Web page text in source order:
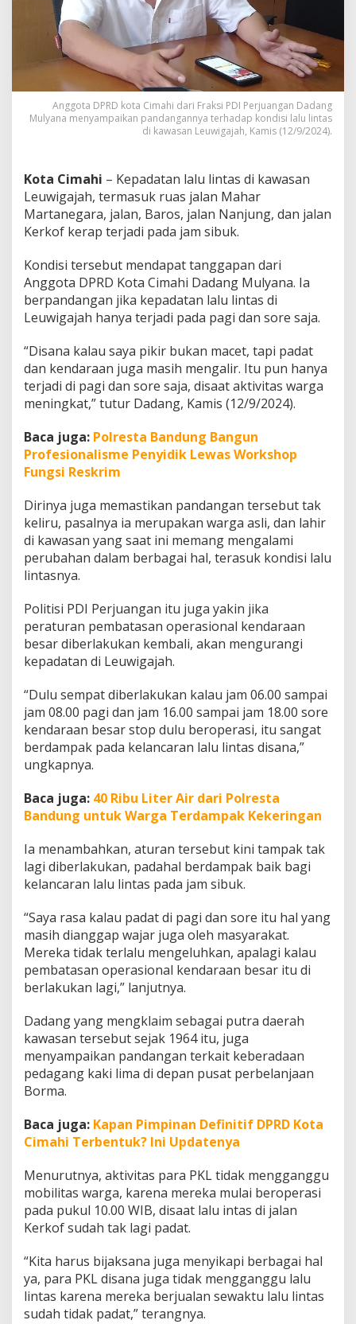
D
K
o
t
a
C
i
m
a
h
o
a
K
o
d
i
i
L
l
u
n
a
s
e
u
w
g
a
h
Anggota DPRD kota Cimahi dari Fraksi PDI Perjuangan Dadang
Mulyana menyampaikan pandangannya terhadap kondisi lalu lintas
di kawasan Leuwigajah, Kamis (12/9/2024).
Kota Cimahi – Kepadatan lalu lintas di kawasan
Leuwigajah, termasuk ruas jalan Mahar
Martanegara, jalan, Baros, jalan Nanjung, dan jalan
Kerkof kerap terjadi pada jam sibuk.
Kondisi tersebut mendapat tanggapan dari
Anggota DPRD Kota Cimahi Dadang Mulyana. Ia
berpandangan jika kepadatan lalu lintas di
Leuwigajah hanya terjadi pada pagi dan sore saja.
“Disana kalau saya pikir bukan macet, tapi padat
dan kendaraan juga masih mengalir. Itu pun hanya
terjadi di pagi dan sore saja, disaat aktivitas warga
meningkat,” tutur Dadang, Kamis (12/9/2024).
Baca juga: Polresta Bandung Bangun
Profesionalisme Penyidik Lewas Workshop
Fungsi Reskrim
Dirinya juga memastikan pandangan tersebut tak
keliru, pasalnya ia merupakan warga asli, dan lahir
di kawasan yang saat ini memang mengalami
perubahan dalam berbagai hal, terasuk kondisi lalu
lintasnya.
Politisi PDI Perjuangan itu juga yakin jika
peraturan pembatasan operasional kendaraan
besar diberlakukan kembali, akan mengurangi
kepadatan di Leuwigajah.
“Dulu sempat diberlakukan kalau jam 06.00 sampai
jam 08.00 pagi dan jam 16.00 sampai jam 18.00 sore
kendaraan besar stop dulu beroperasi, itu sangat
berdampak pada kelancaran lalu lintas disana,”
ungkapnya.
Baca juga: 40 Ribu Liter Air dari Polresta
Bandung untuk Warga Terdampak Kekeringan
Ia menambahkan, aturan tersebut kini tampak tak
lagi diberlakukan, padahal berdampak baik bagi
kelancaran lalu lintas pada jam sibuk.
“Saya rasa kalau padat di pagi dan sore itu hal yang
masih dianggap wajar juga oleh masyarakat.
Mereka tidak terlalu mengeluhkan, apalagi kalau
pembatasan operasional kendaraan besar itu di
berlakukan lagi,” lanjutnya.
Dadang yang mengklaim sebagai putra daerah
kawasan tersebut sejak 1964 itu, juga
menyampaikan pandangan terkait keberadaan
pedagang kaki lima di depan pusat perbelanjaan
Borma.
Baca juga: Kapan Pimpinan Definitif DPRD Kota
Cimahi Terbentuk? Ini Updatenya
Menurutnya, aktivitas para PKL tidak mengganggu
mobilitas warga, karena mereka mulai beroperasi
pada pukul 10.00 WIB, disaat lalu intas di jalan
Kerkof sudah tak lagi padat.
“Kita harus bijaksana juga menyikapi berbagai hal
ya, para PKL disana juga tidak mengganggu lalu
lintas karena mereka berjualan sewaktu lalu lintas
sudah tidak padat,” terangnya.